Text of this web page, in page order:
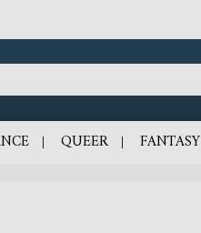
QUEER FANTASY